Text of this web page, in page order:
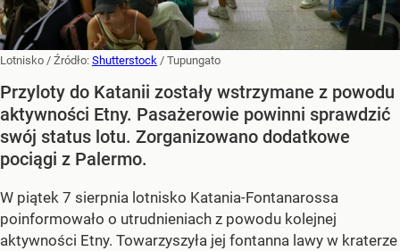
Lotnisko / Źródło: Shutterstock / Tupungato
Przyloty do Katanii zostały wstrzymane z powodu
aktywności Etny. Pasażerowie powinni sprawdzić
swój status lotu. Zorganizowano dodatkowe
pociągi z Palermo.
W piątek 7 sierpnia lotnisko Katania-Fontanarossa
poinformowało o utrudnieniach z powodu kolejnej
aktywności Etny. Towarzyszyła jej fontanna lawy w kraterze